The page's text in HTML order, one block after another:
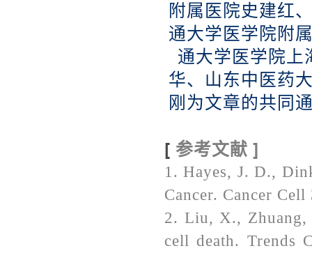
附属医院史建红
通大学医学院附
通大学医学院上
华、山东中医药
刚为文章的共同
[ 参考文献 ]
1. Hayes, J. D.,
Cancer. Cancer
2. Liu, X., Zhuang,
cell death. Trends